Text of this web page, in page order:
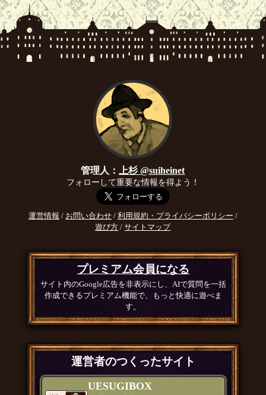
管理人：上杉 @suiheinet
フォローして重要な情報を得よう！
運営情報 / お問い合わせ/ 利用規約・プライバシーポリシー /
遊び方 /サイトマップ
プレミアム会員になる
サイト内のGoogle広告を非表示にし、AIで質問を一括
作成できるプレミアム機能で、もっと快適に遊べま
す。
運営者のつくったサイト
UESUGIBOX